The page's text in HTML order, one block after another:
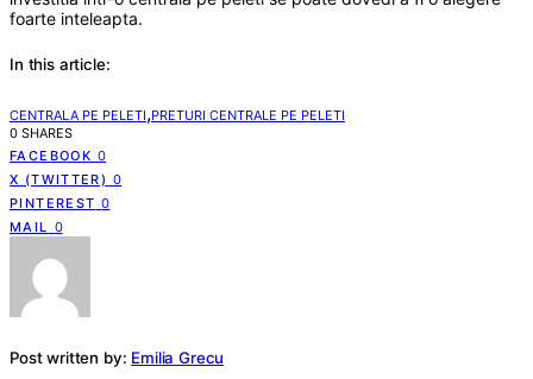
foarte inteleapta.
In this article:
CENTRALA PE PELETI,PRETURI CENTRALE PE PELETI
0 SHARES
FACEBOOK 0
X (TWITTER) 0
PINTEREST 0
MAIL
0
Post written by: Emilia Grecu